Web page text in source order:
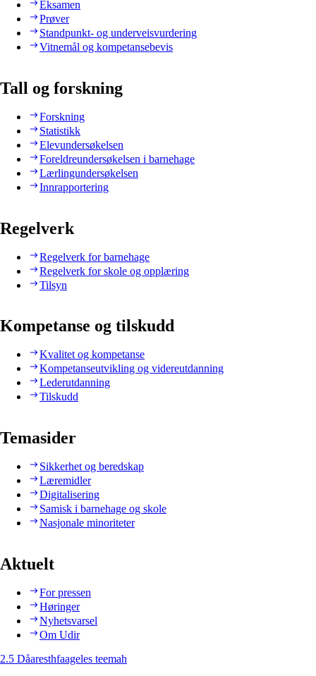
Eksamen
Prøver
Standpunkt- og underveisvurdering
Vitnemål og kompetansebevis
Tall og forskning
Forskning
Statistikk
Elevundersøkelsen
Foreldreundersøkelsen i barnehage
Lærlingundersøkelsen
Innrapportering
Regelverk
Regelverk for barnehage
Regelverk for skole og opplæring
Tilsyn
Kompetanse og tilskudd
Kvalitet og kompetanse
Kompetanseutvikling og videreutdanning
Lederutdanning
Tilskudd
Temasider
Sikkerhet og beredskap
Læremidler
Digitalisering
Samisk i barnehage og skole
Nasjonale minoriteter
Aktuelt
For pressen
Høringer
Nyhetsvarsel
Om Udir
2.5 Dåaresthfaageles teemah